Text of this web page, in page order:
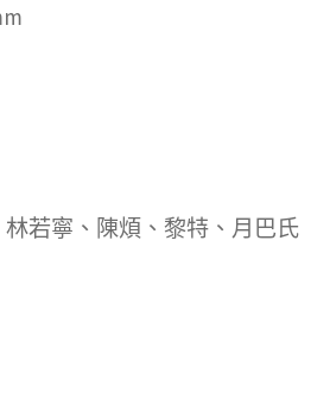
若寧、陳煩、黎特、月巴氏